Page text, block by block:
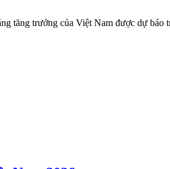
tăng trưởng của Việt Nam được dự báo